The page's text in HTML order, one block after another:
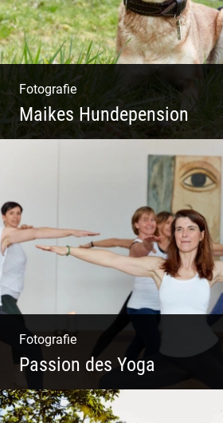
Fotografie
Maikes Hundepension
Tierisch lebendiges Shooting
Fotografie
Passion des Yoga
Ein herzliches Team